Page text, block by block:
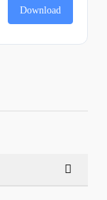
Download